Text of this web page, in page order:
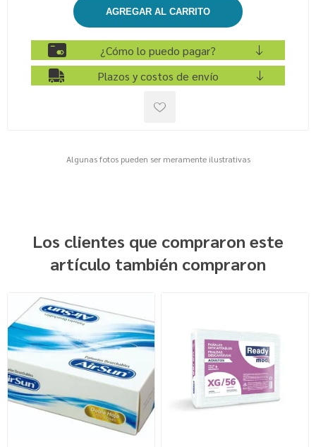
¿Cómo lo puedo pagar?
Plazos y costos de envío
Algunas fotos pueden ser meramente ilustrativas
Los clientes que compraron este
artículo también compraron